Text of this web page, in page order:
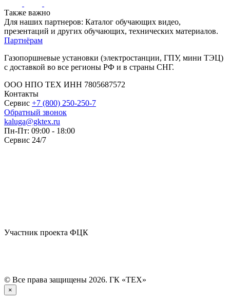
Также важно
Для наших партнеров: Каталог обучающих видео,
презентаций и других обучающих, технических материалов.
Партнёрам
Газопоршневые установки (электростанции, ГПУ, мини ТЭЦ)
с доставкой во все регионы РФ и в страны СНГ.
ООО НПО ТЕХ ИНН 7805687572
Контакты
Сервис +7 (800) 250-250-7
Обратный звонок
kaluga@gktex.ru
Пн-Пт: 09:00 - 18:00
Сервис 24/7
Участник проекта ФЦК
© Все права защищены 2026. ГК «ТЕХ»
×